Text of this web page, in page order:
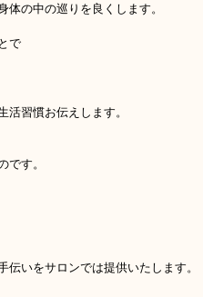
の中の巡りを良くします。
で
習慣お伝えします。
です。
伝いをサロンでは提供いたします。